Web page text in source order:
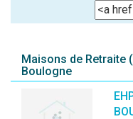
Maisons de Retraite
Boulogne